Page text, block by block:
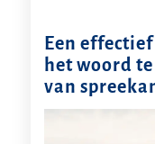
Een
het woord
van